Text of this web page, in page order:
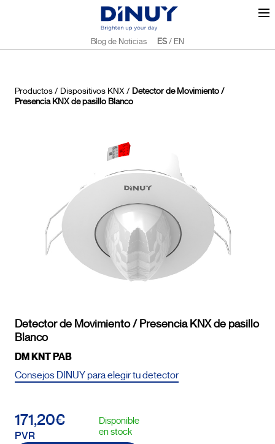
Blog de Noticias ES/ EN
Productos/ Dispositivos KNX/ Detector de Movimiento /
Presencia KNX de pasillo Blanco
Detector de Movimiento / Presencia KNX de pasillo
Blanco
DM KNT PAB
Consejos DINUY para elegir tu detector
171,20€
PVR
Disponible
en stock